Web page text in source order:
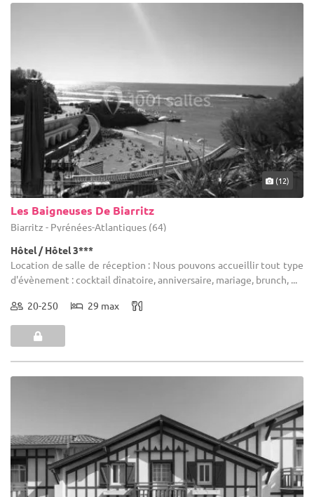
(12)
Les Baigneuses De Biarritz
Biarritz - Pyrénées-Atlantiques (64)
Hôtel / Hôtel 3***
Location de salle de réception : Nous pouvons accueillir tout type
d'évènement : cocktail dînatoire, anniversaire, mariage, brunch, ...
20-250 29 max